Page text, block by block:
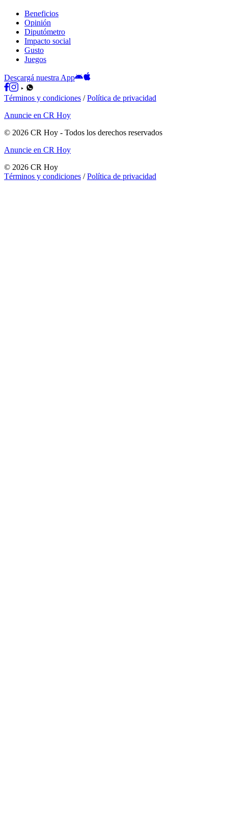
Beneficios
Opinión
Diputómetro
Impacto social
Gusto
Juegos
Descargá nuestra App
Términos y condiciones /Política de privacidad
Anuncie en CR Hoy
© 2026 CR Hoy - Todos los derechos reservados
Anuncie en CR Hoy
© 2026 CR Hoy
Términos y condiciones /Política de privacidad